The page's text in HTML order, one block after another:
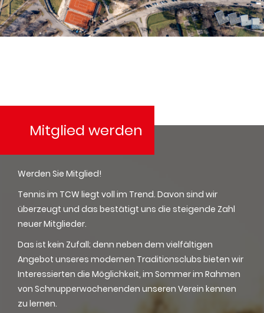
Mitglied werden
Werden Sie Mitglied!
Tennis im TCW liegt voll im Trend. Davon sind wir
überzeugt und das bestätigt uns die steigende Zahl
neuer Mitglieder.
Das ist kein Zufall; denn neben dem vielfältigen
Angebot unseres modernen Traditionsclubs bieten wir
Interessierten die Möglichkeit, im Sommer im Rahmen
von Schnupperwochenenden unseren Verein kennen
zu lernen.